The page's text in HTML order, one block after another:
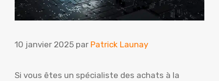
10 janvier 2025 par Patrick Launay
Si vous êtes un spécialiste des achats à la